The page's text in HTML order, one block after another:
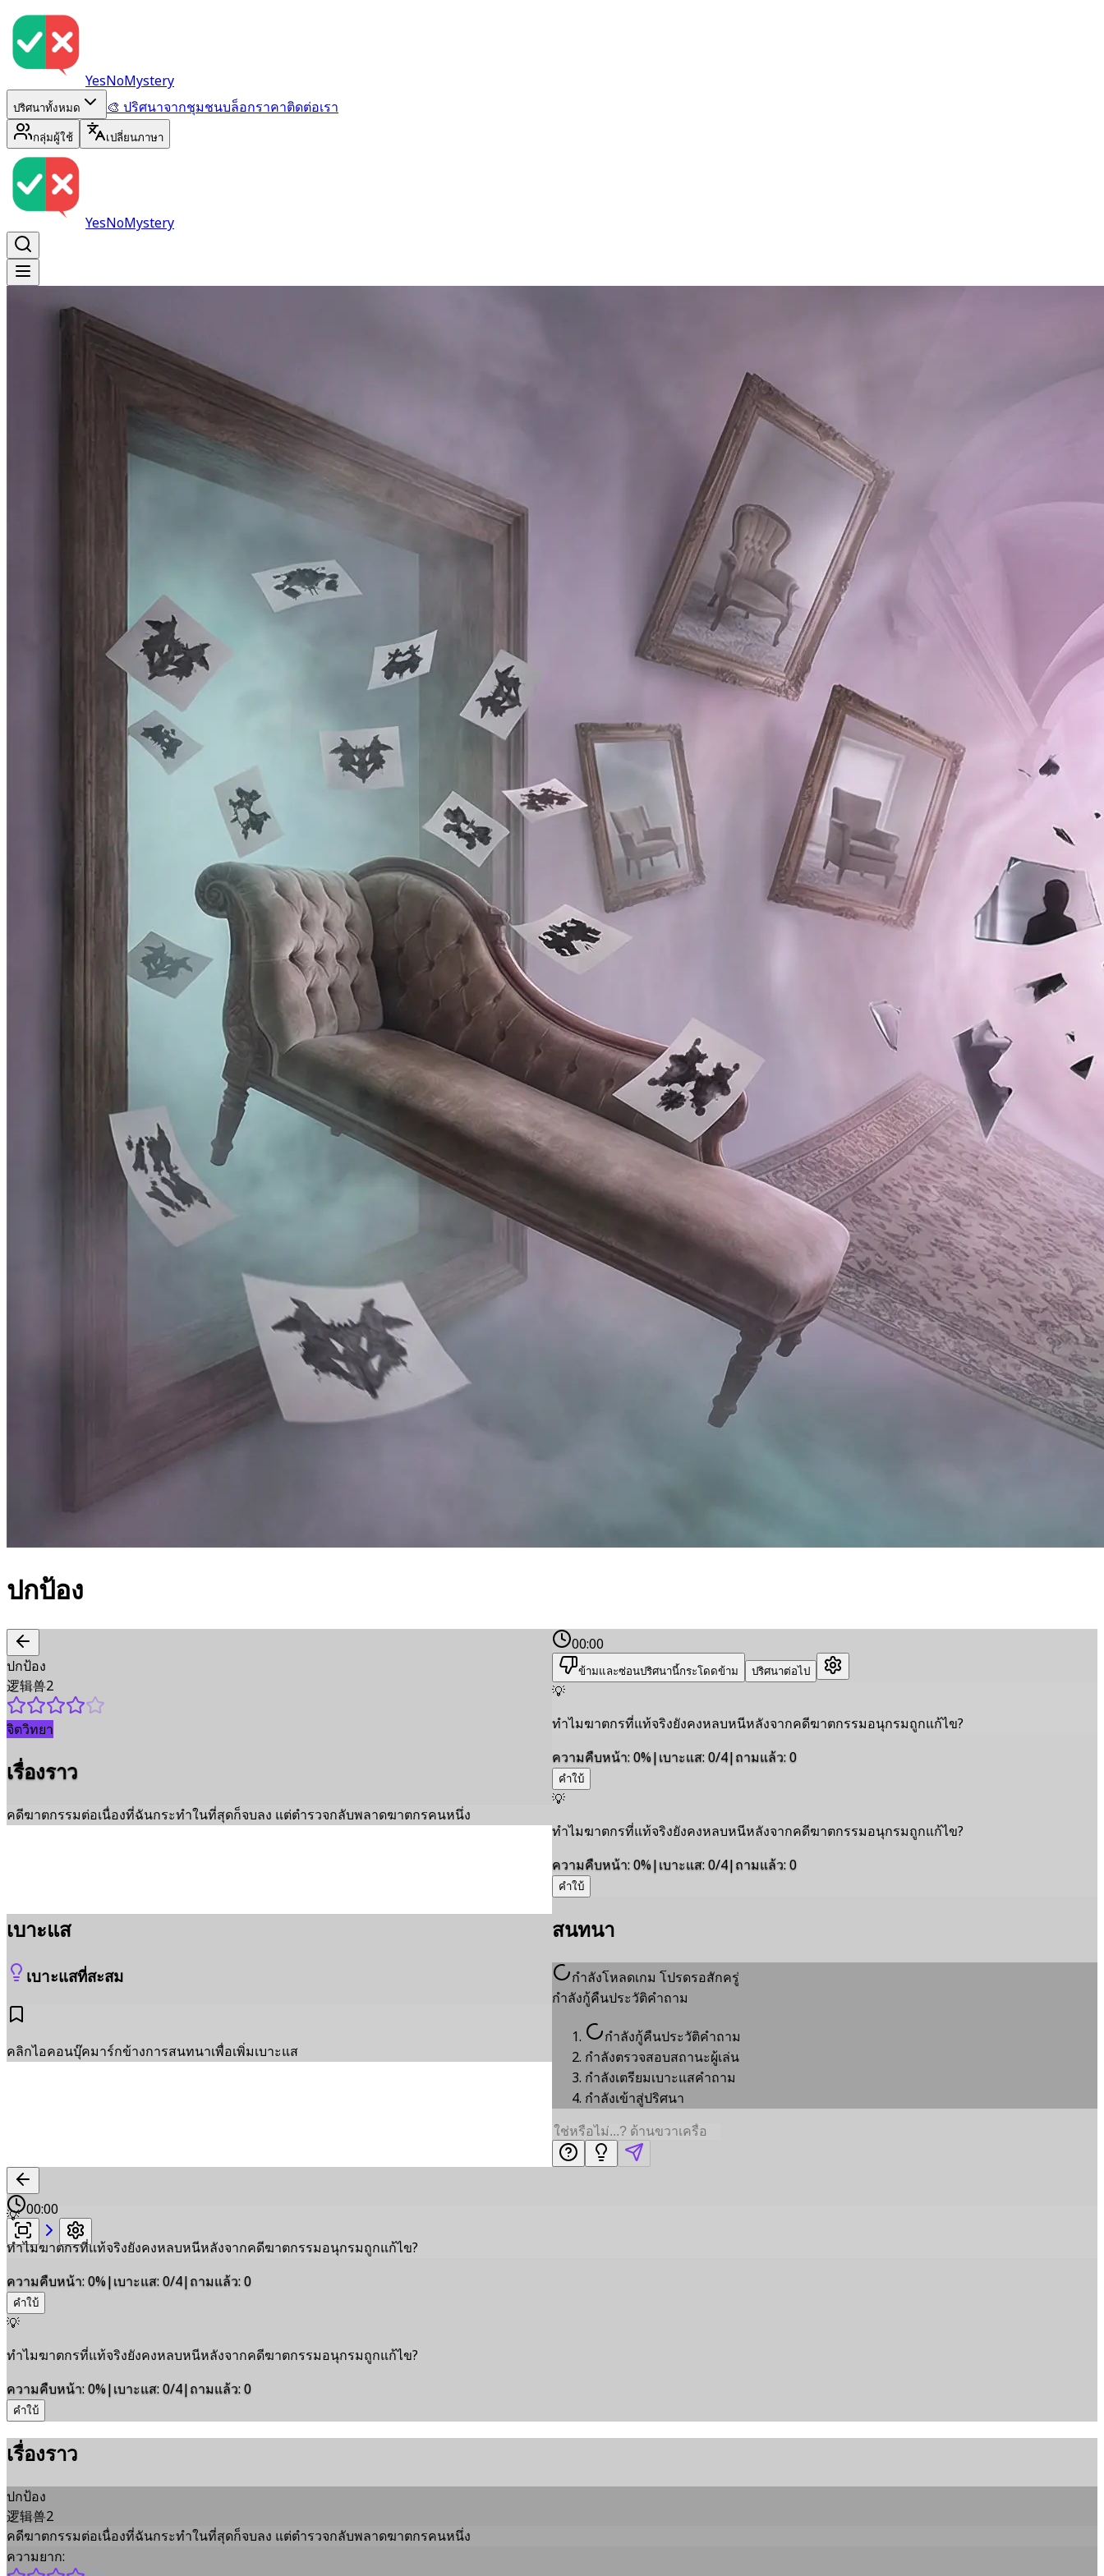
YesNoMystery
ปริศนาทั้งหมด 🎨 ปริศนาจากชุมชนบล็อกราคาติดต่อเรา
กลุ่มผู้ใช้ เปลี่ยนภาษา
YesNoMystery
ปกป้อง
ปกป้อง
逻辑兽2
จิตวิทยา
เรื่องราว
คดีฆาตกรรมต่อเนื่องที่ฉันกระทำในที่สุดก็จบลง แต่ตำรวจกลับพลาดฆาตกรคนหนึ่ง
เบาะแส
เบาะแสที่สะสม
คลิกไอคอนบุ๊คมาร์กข้างการสนทนาเพื่อเพิ่มเบาะแส
00:00
ข้ามและซ่อนปริศนานี้กระโดดข้าม ปริศนาต่อไป
💡
ทําไมฆาตกรที่แท้จริงยังคงหลบหนีหลังจากคดีฆาตกรรมอนุกรมถูกแก้ไข?
ความคืบหน้า:0%|เบาะแส:0/4|ถามแล้ว:0
คำใบ้
💡
ทําไมฆาตกรที่แท้จริงยังคงหลบหนีหลังจากคดีฆาตกรรมอนุกรมถูกแก้ไข?
ความคืบหน้า:0%|เบาะแส:0/4|ถามแล้ว:0
คำใบ้
สนทนา
กำลังโหลดเกม โปรดรอสักครู่
กำลังกู้คืนประวัติคำถาม
กำลังกู้คืนประวัติคำถาม
กำลังตรวจสอบสถานะผู้เล่น
กำลังเตรียมเบาะแสคำถาม
กำลังเข้าสู่ปริศนา
00:00
💡
ทําไมฆาตกรที่แท้จริงยังคงหลบหนีหลังจากคดีฆาตกรรมอนุกรมถูกแก้ไข?
ความคืบหน้า:0%|เบาะแส:0/4|ถามแล้ว:0
คำใบ้
💡
ทําไมฆาตกรที่แท้จริงยังคงหลบหนีหลังจากคดีฆาตกรรมอนุกรมถูกแก้ไข?
ความคืบหน้า:0%|เบาะแส:0/4|ถามแล้ว:0
คำใบ้
เรื่องราว
ปกป้อง
逻辑兽2
คดีฆาตกรรมต่อเนื่องที่ฉันกระทำในที่สุดก็จบลง แต่ตำรวจกลับพลาดฆาตกรคนหนึ่ง
ความยาก: